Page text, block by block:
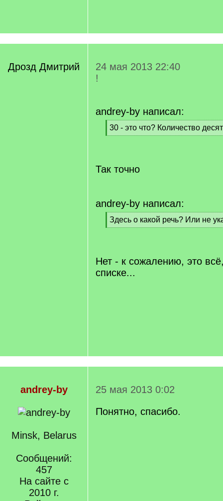
Дрозд Дмитрий
24 мая 2013 22:40
!
andrey-by написал:
[
q
30 - это что? Количество
[
Так точно
andrey-by написал:
[
q
Здесь о какой речь? Или не
[
Нет - к сожалению, это
списке...
andrey-by
Minsk, Belarus
Сообщений:
457
На сайте с
2010 г.
25 мая 2013 0:02
Понятно, спасибо.